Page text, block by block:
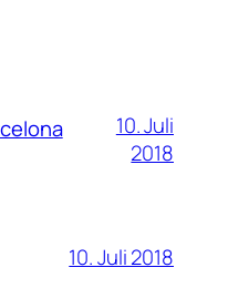
10. Juli
2018
10. Juli 2018